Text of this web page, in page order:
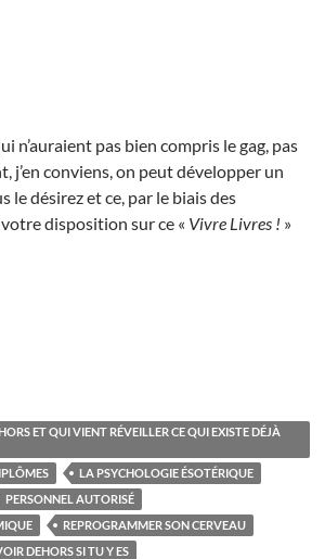
n’auraient pas bien compris le gag, pas
j’en conviens, on peut développer un
le désirez et ce, par le biais des
disposition sur ce « Vivre Livres ! »
ET QUI VIENT RÉVEILLER CE QUI EXISTE DÉJÀ
LA PSYCHOLOGIE ÉSOTÉRIQUE
PERSONNEL AUTORISÉ
REPROGRAMMER SON CERVEAU
DEHORS SI TU Y ES